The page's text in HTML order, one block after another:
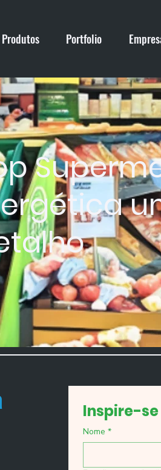
Produtos Portfolio
Inspire-
Nome *